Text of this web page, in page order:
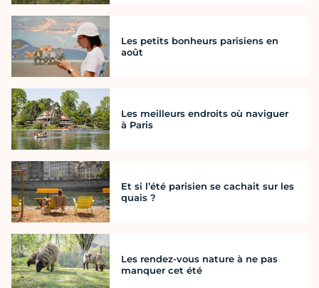
Les petits bonheurs parisiens en
août
Les meilleurs endroits où naviguer
à Paris
Et si l’été parisien se cachait sur les
quais ?
Les rendez-vous nature à ne pas
manquer cet été